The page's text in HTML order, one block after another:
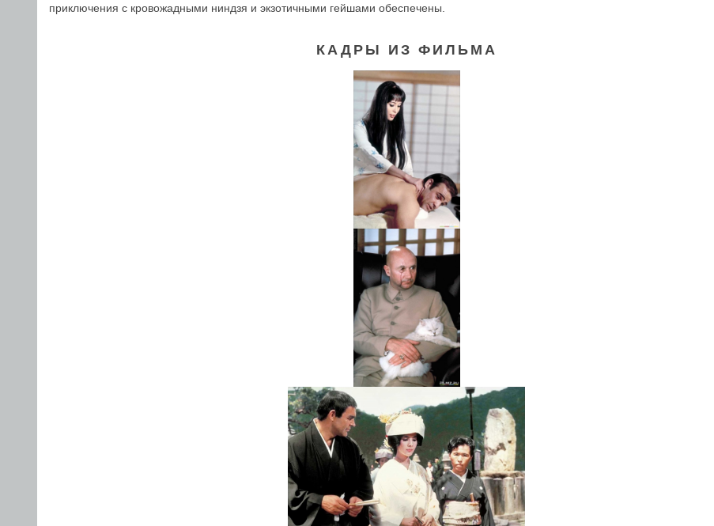
приключения с кровожадными ниндзя и экзотичными гейшами обеспечены.
КАДРЫ ИЗ ФИЛЬМА